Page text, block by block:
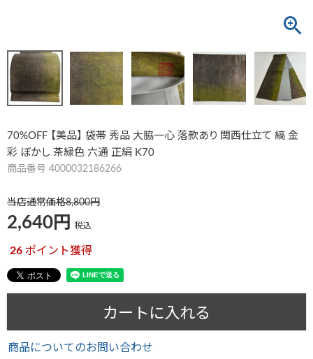
70%OFF 【美品】 袋帯 秀品 大脇一心 落款あり 関西仕立て 縞 金
彩 ぼかし 茶緑色 六通 正絹 K70
商品番号 4000032186266
当店通常価格8,800
2,640 税込
26 ポイント獲得
カートに入れる
商品についてのお問い合わせ